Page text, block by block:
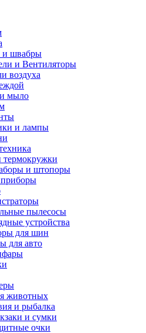
и швабры
и Вентиляторы
воздуха
мыло
и лампы
термокружки
и штопоры
пылесосы
устройства
для шин
для авто
животных
и рыбалка
и сумки
очки